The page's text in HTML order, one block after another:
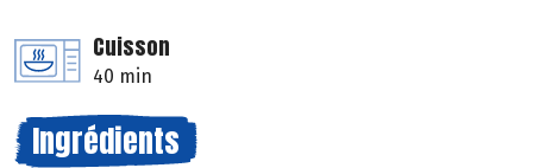
Cuisson
40 min
Ingrédients